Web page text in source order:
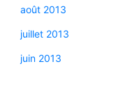
août 2013
juillet 2013
juin 2013